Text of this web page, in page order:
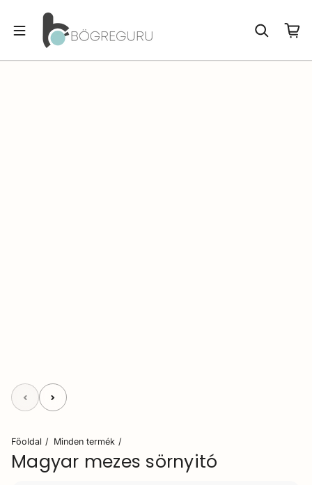
Főoldal Minden termék
Magyar mezes sörnyitó